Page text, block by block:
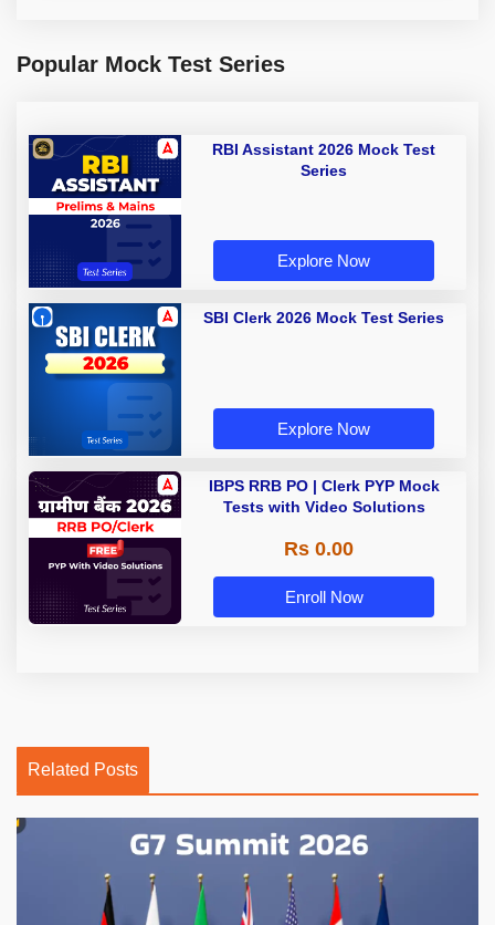
Popular Mock Test Series
RBI Assistant 2026 Mock Test
Series
Explore Now
SBI Clerk 2026 Mock Test Series
Explore Now
IBPS RRB PO | Clerk PYP Mock
Tests with Video Solutions
Rs 0.00
Enroll Now
Related Posts